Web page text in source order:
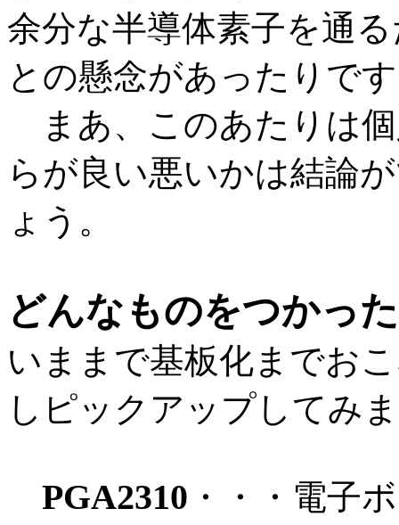
余分な半導体素子を通
との懸念があったりで
まあ、このあたりは
らが良い悪いかは結論
ょう。
どんなものをつかっ
いままで基板化までお
しピックアップしてみ
PGA2310 ・・・電子